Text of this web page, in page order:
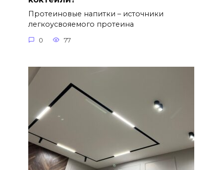
Протеиновые напитки – источники
легкоусвояемого протеина
0 77